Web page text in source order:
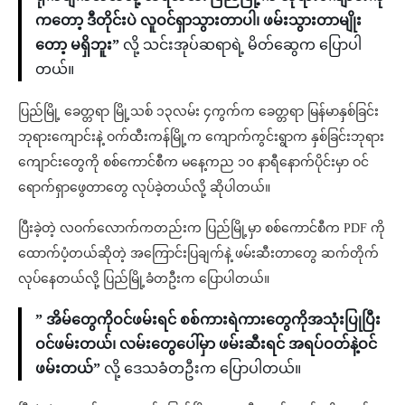
ကတော့ ဒီတိုင်းပဲ လူဝင်ရှာသွားတာပါ၊ ဖမ်းသွားတာမျိုး
တော့ မရှိဘူး” လို့ သင်းအုပ်ဆရာရဲ့ မိတ်ဆွေက ပြောပါ
တယ်။
ပြည်မြို့ ခေတ္တရာ မြို့သစ် ၁၃လမ်း ၄ကွက်က ခေတ္တရာ မြန်မာနှစ်ခြင်း
ဘုရားကျောင်းနဲ့ ဝက်ထီးကန်မြို့က ကျောက်ကွင်းရွာက နှစ်ခြင်းဘုရား
ကျောင်းတွေကို စစ်ကောင်စီက မနေ့ကည ၁၀ နာရီနောက်ပိုင်းမှာ ဝင်
ရောက်ရှာဖွေတာတွေ လုပ်ခဲ့တယ်လို့ ဆိုပါတယ်။
ပြီးခဲ့တဲ့ လဝက်လောက်ကတည်းက ပြည်မြို့မှာ စစ်ကောင်စီက PDF ကို
ထောက်ပံ့တယ်ဆိုတဲ့ အကြောင်းပြချက်နဲ့ ဖမ်းဆီးတာတွေ ဆက်တိုက်
လုပ်နေတယ်လို့ ပြည်မြို့ခံတဦးက ပြောပါတယ်။
” အိမ်တွေကိုဝင်ဖမ်းရင် စစ်ကားရဲကားတွေကိုအသုံးပြုပြီး
ဝင်ဖမ်းတယ်၊ လမ်းတွေပေါ်မှာ ဖမ်းဆီးရင် အရပ်ဝတ်နဲ့ဝင်
ဖမ်းတယ်” လို့ ဒေသခံတဦးက ပြောပါတယ်။